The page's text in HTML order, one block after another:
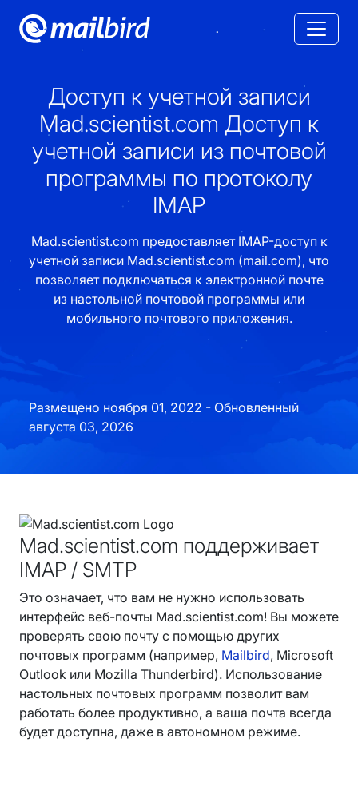
Доступ к учетной записи
Mad.scientist.com Доступ к
учетной записи из почтовой
программы по протоколу
IMAP
Mad.scientist.com предоставляет IMAP-доступ к
учетной записи Mad.scientist.com (mail.com), что
позволяет подключаться к электронной почте
из настольной почтовой программы или
мобильного почтового приложения.
Размещено ноября 01, 2022 - Обновленный
августа 03, 2026
Mad.scientist.com поддерживает
IMAP / SMTP
Это означает, что вам не нужно использовать
интерфейс веб-почты Mad.scientist.com! Вы можете
проверять свою почту с помощью других
почтовых программ (например, Mailbird, Microsoft
Outlook или Mozilla Thunderbird). Использование
настольных почтовых программ позволит вам
работать более продуктивно, а ваша почта всегда
будет доступна, даже в автономном режиме.